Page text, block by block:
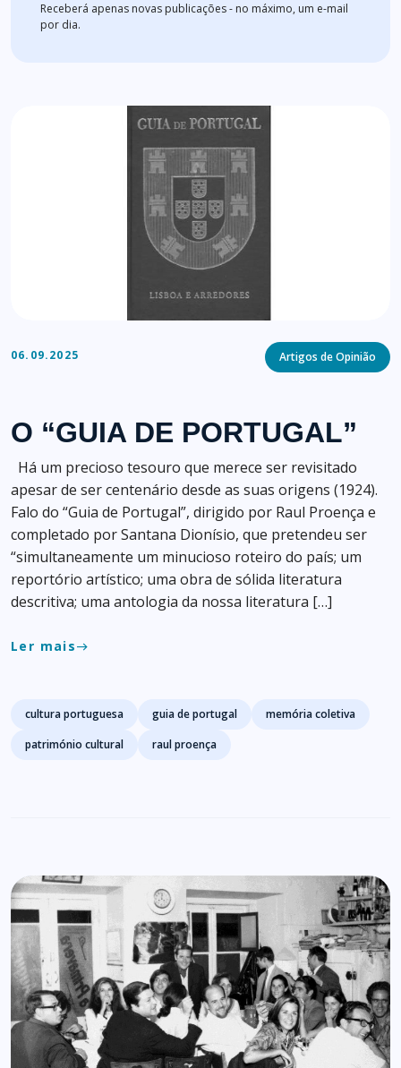
Receberá apenas novas publicações - no máximo, um e-mail
por dia.
Lista de artigos
06.09.2025 Categories
Artigos de Opinião
O “GUIA DE PORTUGAL”
Há um precioso tesouro que merece ser revisitado
apesar de ser centenário desde as suas origens (1924).
Falo do “Guia de Portugal”, dirigido por Raul Proença e
completado por Santana Dionísio, que pretendeu ser
“simultaneamente um minucioso roteiro do país; um
reportório artístico; uma obra de sólida literatura
descritiva; uma antologia da nossa literatura […]
Ler maiseast
Tags
cultura portuguesa guia de portugal
memória coletiva
património cultural
raul proença